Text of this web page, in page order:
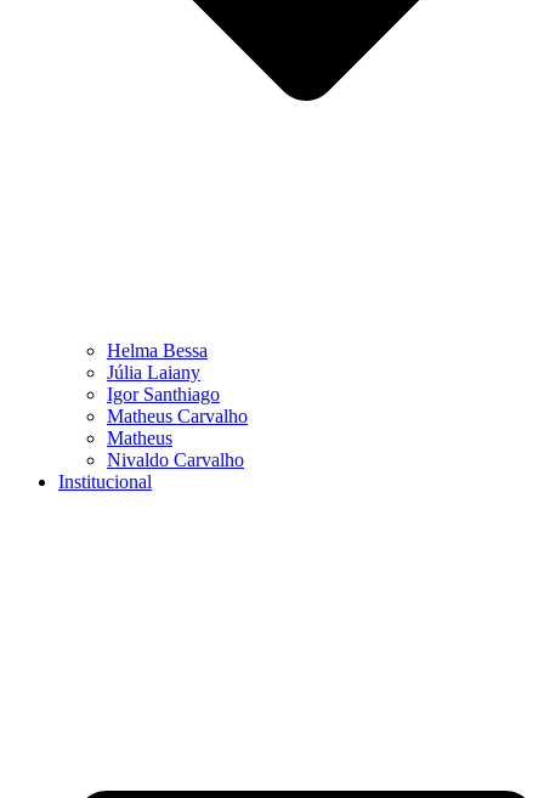
Helma Bessa
Júlia Laiany
Igor Santhiago
Matheus Carvalho
Matheus
Nivaldo Carvalho
Institucional